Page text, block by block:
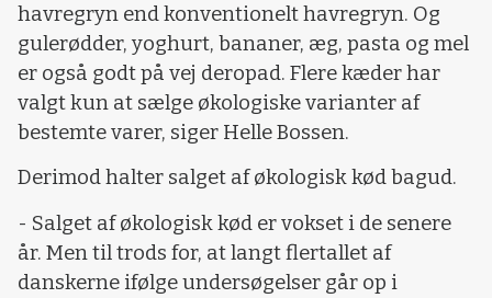
havregryn end konventionelt havregryn. Og
gulerødder, yoghurt, bananer, æg, pasta og mel
er også godt på vej deropad. Flere kæder har
valgt kun at sælge økologiske varianter af
bestemte varer, siger Helle Bossen.
Derimod halter salget af økologisk kød bagud.
- Salget af økologisk kød er vokset i de senere
år. Men til trods for, at langt flertallet af
danskerne ifølge undersøgelser går op i